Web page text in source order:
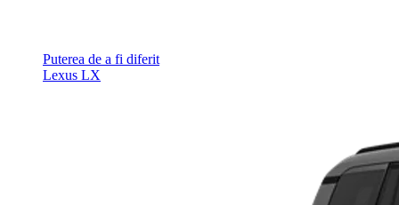
Puterea de a fi diferit
Lexus LX